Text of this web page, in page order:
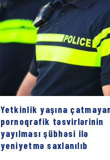
Yetkinlik yaşına
pornoqrafik təsvirlərinin
yayılması şübhəsi ilə
yeniyetmə saxlanılıb